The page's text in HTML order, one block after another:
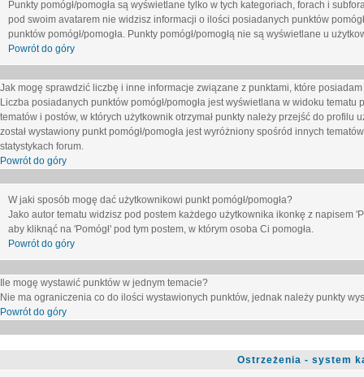
Punkty pomógł/pomogła są wyświetlane tylko w tych kategoriach, forach i
pod swoim avatarem nie widzisz informacji o ilości posiadanych punktów
punktów pomógł/pomogła. Punkty pomógł/pomogłą nie są wyświetlane u
Powrót do góry
Jak mogę sprawdzić liczbę i inne informacje związane z punktami, które
Liczba posiadanych punktów pomógł/pomogła jest wyświetlana w widoku
tematów i postów, w których użytkownik otrzymał punkty należy przejść do
został wystawiony punkt pomógł/pomogła jest wyróżniony spośród innych
statystykach forum.
Powrót do góry
W jaki sposób mogę dać użytkownikowi punkt pomógł/pomogła?
Jako autor tematu widzisz pod postem każdego użytkownika ikonkę z napisem
aby kliknąć na 'Pomógł' pod tym postem, w którym osoba Ci pomogła.
Powrót do góry
Ile mogę wystawić punktów w jednym temacie?
Nie ma ograniczenia co do ilości wystawionych punktów, jednak należy punkty
Powrót do góry
Ostrzeżenia - system